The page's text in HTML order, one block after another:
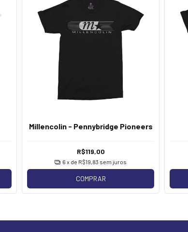
Millencolin - Pennybridge Pioneers
R$119,00
6 x de R$19,83 sem juros
COMPRAR